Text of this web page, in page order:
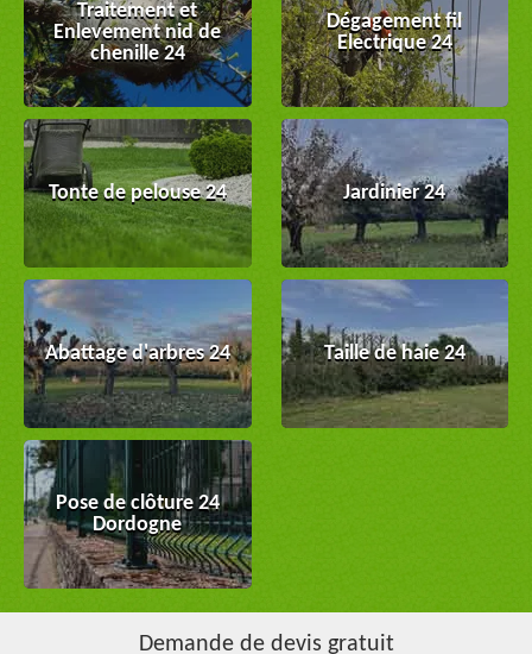
Traitement et
Enlevement nid de
chenille 24
Dégagement fil
Electrique 24
Tonte de pelouse 24 Jardinier 24
Abattage d'arbres 24 Taille de haie 24
Pose de clôture 24
Dordogne
Demande de devis gratuit